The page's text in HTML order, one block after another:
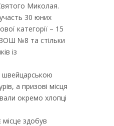
Миколая.
30 юних
категорії – 15
ЗОШ №8 та стільки
із
швейцарською
а призові місця
окремо хлопці
здобув